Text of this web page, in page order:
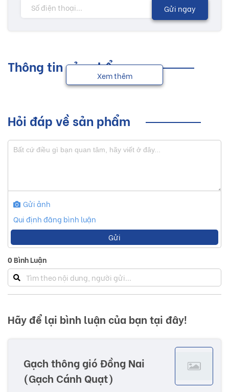
Gửi ngay
Thông tin sản phẩm
Xem thêm
Hỏi đáp về sản phẩm
Gửi ảnh
Qui định đăng bình luận
Gửi
0Bình Luận
Hãy để lại bình luận của bạn tại đây!
Gạch thông gió Đồng Nai
(Gạch Cánh Quạt)